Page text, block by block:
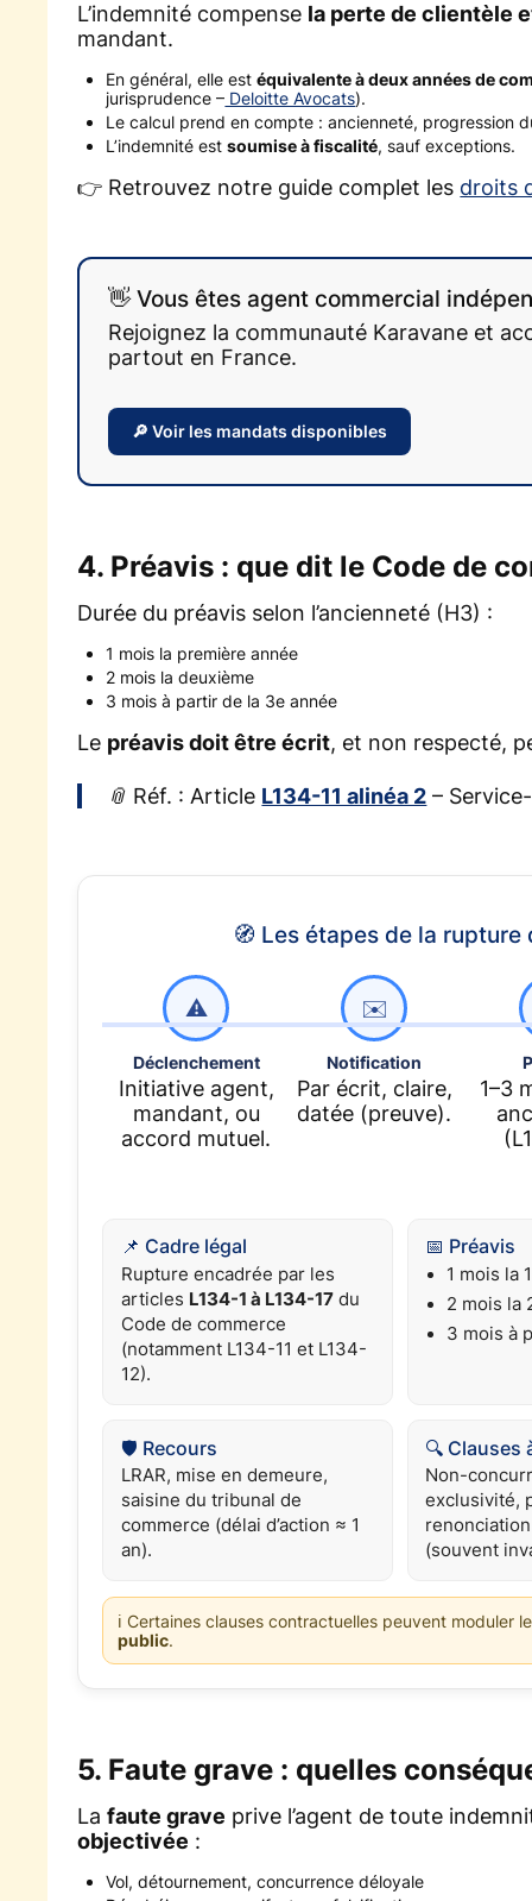
L’indemnité compense la perte de clientèle
mandant.
En général, elle estéquivalente à deux années de
jurisprudence – Deloitte Avocats).
Le calcul prend en compte : ancienneté, progression
L’indemnité estsoumise à fiscalité, sauf exceptions.
👉 Retrouvez notre guide complet les droits
👋 Vous êtes agent commercial
Rejoignez la communauté Karavane et
partout en France.
🔎 Voir les mandats disponibles
4. Préavis : que dit le Code de
Durée du préavis selon l’ancienneté (H3) :
1 mois la première année
2 mois la deuxième
3 mois à partir de la 3e année
Le préavis doit être écrit, et non respecté,
📎 Réf. : Article L134-11 alinéa 2 –
🧭 Les étapes de la rupture
⚠️
Déclenchement
Initiative agent,
mandant, ou
accord mutuel.
✉️
Notification
Par écrit, claire,
datée (preuve).
1–3
📌 Cadre légal
Rupture encadrée par les
articles L134-1 à L134-17du
Code de commerce
(notamment L134-11 et L134-
12).
📅 Préavis
1 mois la
2 mois la
3 mois à
🛡️ Recours
LRAR, mise en demeure,
saisine du tribunal de
commerce (délai d’action ≈ 1
an).
🔍 Clauses
Non-
exclusivité,
(souvent
ℹ️ Certaines clauses contractuelles peuvent moduler
public.
5. Faute grave : quelles
Lafaute grave prive l’agent de toute
objectivée :
Vol, détournement, concurrence déloyale